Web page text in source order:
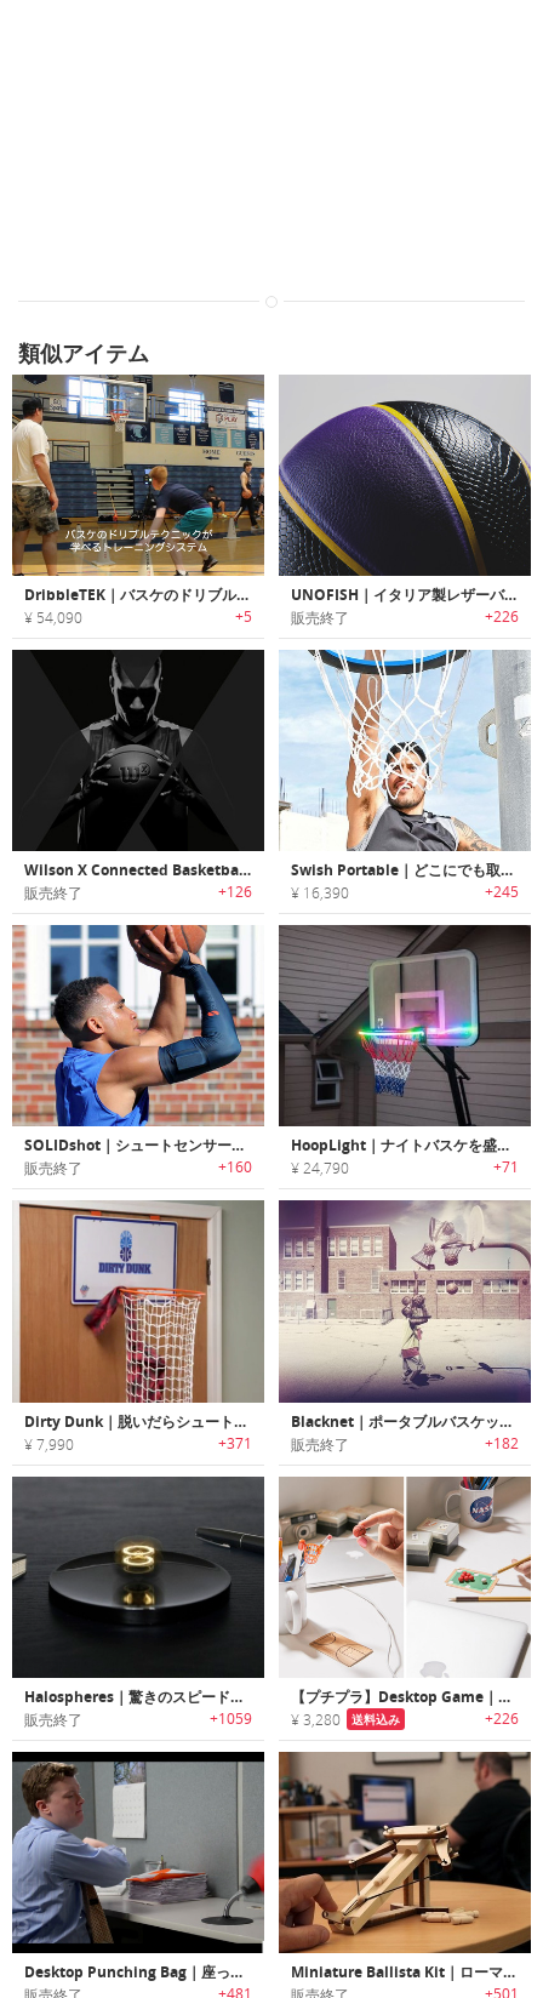
類似アイテム
DribbleTEK｜バスケのドリブルテクニックが学べるトレーニングシステム「ドリブルテック」
¥ 54,090 +5
UNOFISH｜イタリア製レザーバスケットボール ウーノフィッシュ
販売終了 +226
Wilson X Connected Basketball｜スマートセンサー搭載のデジタルバスケットボール「ウィルソンXコネクト」
販売終了 +126
Swish Portable｜どこにでも取付けてプレイ可能なポータブルバスケットボールフープ
¥ 16,390 +245
SOLIDshot｜シュートセンサー内蔵アームスリーブ「ソリッドショット」
販売終了 +160
HoopLight｜ナイトバスケを盛り上げるバスケットフープLEDストリップ「フープライト」
¥ 24,790 +71
Dirty Dunk｜脱いだらシュート！の洗濯物用バスケットボールフープ
¥ 7,990 +371
Blacknet｜ポータブルバスケットボールネット「ブラックネット」
販売終了 +182
Halospheres｜驚きのスピード感を楽しめる超高速回転デスクトップトイ「ヘイロースフェア」
販売終了 +1059
【プチプラ】Desktop Game｜ミニチュアバスケ・ビリヤードができるスポーツファンに最適なステーショナリー
¥ 3,280 送料込み +226
Desktop Punching Bag｜座ったままストレス解消可能なデスクトップパンチングバッグ
販売終了 +481
Miniature Ballista Kit｜ローマ時代最強だった砲兵武器を体験できるミニチュアバリスタキット
販売終了 +501